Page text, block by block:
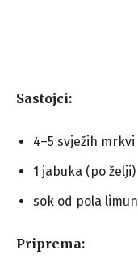
Sastojci:
4–5 svježih mrkvi
1 jabuka (po želji)
sok od pola
Priprema: